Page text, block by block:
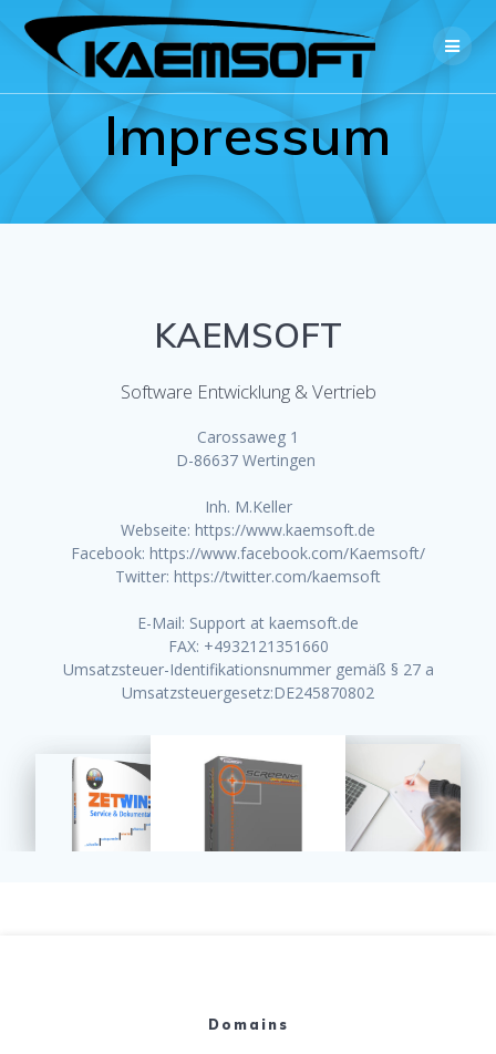
Inhalt
springen
Impressum
KAEMSOFT
Software Entwicklung & Vertrieb
Carossaweg 1
D-86637 Wertingen
Inh. M.Keller
Webseite: https://www.kaemsoft.de
Facebook: https://www.facebook.com/Kaemsoft/
Twitter: https://twitter.com/kaemsoft
E-Mail: Support at kaemsoft.de
FAX: +4932121351660
Umsatzsteuer-Identifikationsnummer gemäß § 27 a
Umsatzsteuergesetz:DE245870802
Domains